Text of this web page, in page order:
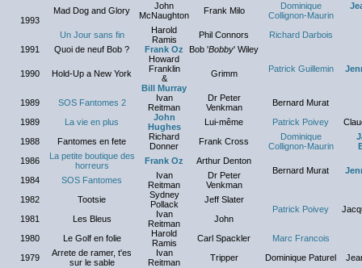
1993
Mad Dog and Glory
John
McNaughton
Frank Milo
Dominique
Collignon-Maurin
Un Jour sans fin
Harold
Ramis
Phil Connors Richard Darbois
1991 Quoi de neuf Bob ? Frank Oz Bob 'Bobby' Wiley
Patrick Guillemin
1990 Hold-Up a New York
Howard
Franklin
&
Bill Murray
Grimm
1989 SOS Fantomes 2
Ivan
Reitman
Dr Peter
Venkman
Bernard Murat
1989
La vie en plus
John
Hughes
Lui-même Patrick Poivey
1988
Fantomes en fete
Richard
Donner
Frank Cross
Dominique
Collignon-Maurin
1986
La petite boutique des
horreurs
Frank Oz
Arthur Denton
Bernard Murat
1984
SOS Fantomes
Ivan
Reitman
Dr Peter
Venkman
1982
Tootsie
Sydney
Pollack
Jeff Slater
Patrick Poivey
1981
Les Bleus
Ivan
Reitman
John
1980
Le Golf en folie
Harold
Ramis
Carl Spackler
Marc Francois
1979
Arrete de ramer, t'es
sur le sable
Ivan
Reitman
Tripper Dominique Paturel